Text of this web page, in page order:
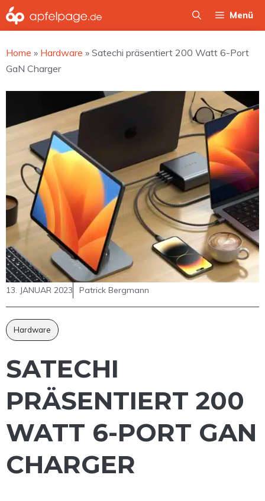
Zum
Inhalt
Menü
Home » Hardware » Satechi präsentiert 200 Watt 6-Port
GaN Charger
13. JANUAR 2023 Patrick Bergmann
Hardware
SATECHI
PRÄSENTIERT 200
WATT 6-PORT GAN
CHARGER